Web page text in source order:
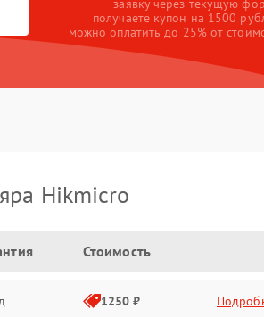
заявку через текущую
получаете купон на 1500
можно оплатить до 25% от
Hikmicro
Стоимость
1250 ₽